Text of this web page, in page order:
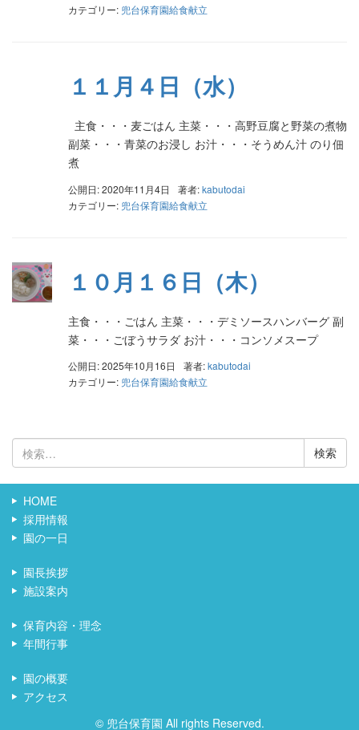
カテゴリー: 兜台保育園給食献立
１１月４日（水）
主食・・・麦ごはん 主菜・・・高野豆腐と野菜の煮物
副菜・・・青菜のお浸し お汁・・・そうめん汁 のり佃
煮
公開日: 2020年11月4日 著者:kabutodai
カテゴリー: 兜台保育園給食献立
１０月１６日（木）
主食・・・ごはん 主菜・・・デミソースハンバーグ 副
菜・・・ごぼうサラダ お汁・・・コンソメスープ
公開日: 2025年10月16日 著者:kabutodai
カテゴリー: 兜台保育園給食献立
検
索:
HOME
採用情報
園の一日
園長挨拶
施設案内
保育内容・理念
年間行事
園の概要
アクセス
© 兜台保育園 All rights Reserved.